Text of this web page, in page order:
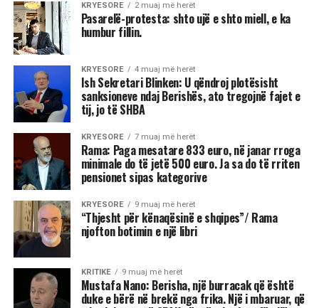
KRYESORE 2 muaj më herët
Pasarelë-protesta: shto ujë e shto miell, e ka
humbur fillin.
KRYESORE 4 muaj më herët
Ish Sekretari Blinken: U qëndroj plotësisht
sanksioneve ndaj Berishës, ato tregojnë fajet e
tij, jo të SHBA
KRYESORE 7 muaj më herët
Rama: Paga mesatare 833 euro, në janar rroga
minimale do të jetë 500 euro. Ja sa do të rriten
pensionet sipas kategorive
KRYESORE 9 muaj më herët
“Thjesht për kënaqësinë e shqipes”/ Rama
njofton botimin e një libri
KRITIKE 9 muaj më herët
Mustafa Nano: Berisha, një burracak që është
duke e bërë në brekë nga frika. Një i mbaruar, që